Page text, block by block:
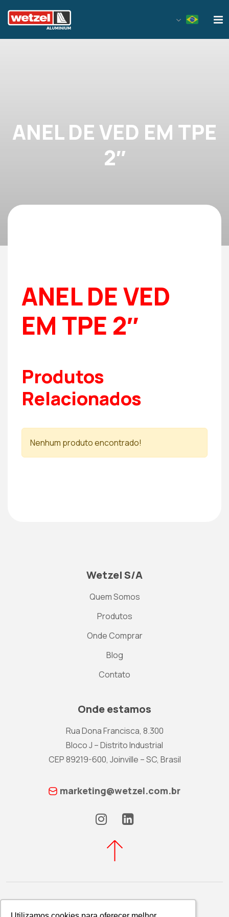
ANEL DE VED EM TPE
2″
ANEL DE VED
EM TPE 2″
Produtos
Relacionados
Nenhum produto encontrado!
Wetzel S/A
Quem Somos
Produtos
Onde Comprar
Blog
Contato
Onde estamos
Rua Dona Francisca, 8.300
Bloco J – Distrito Industrial
CEP 89219-600, Joinville – SC, Brasil
marketing@wetzel.com.br